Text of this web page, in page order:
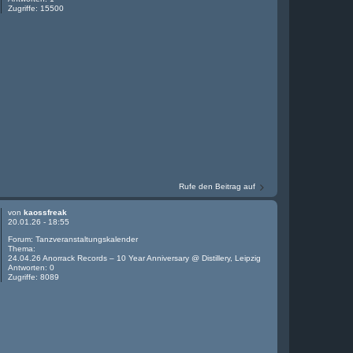
Zugriffe: 15500
Rufe den Beitrag auf
vonkaossfreak
20.01.26 - 18:55
Forum:Tanzveranstaltungskalender
Thema:
24.04.26 Anorrack Records – 10 Year Anniversary @ Distillery, Leipzig
Antworten:0
Zugriffe:8089